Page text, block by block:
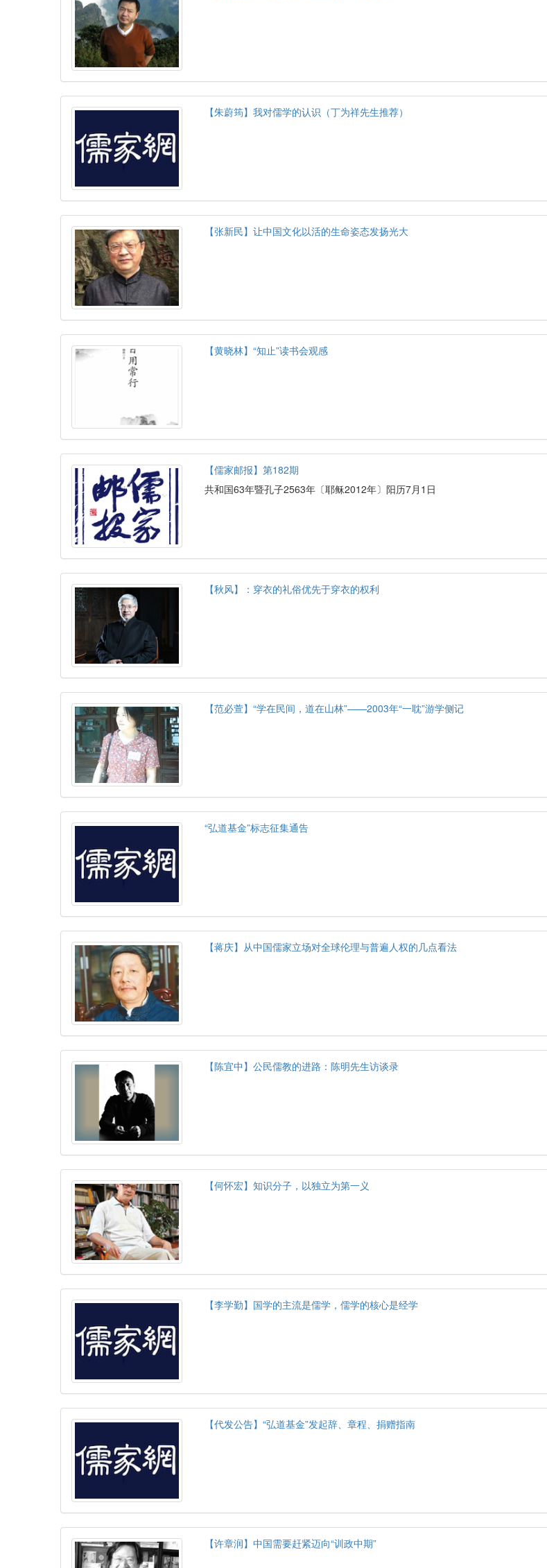
【朱蔚筠】我对儒学的认识（丁为祥先生推荐）
【张新民】让中国文化以活的生命姿态发扬光大
【黄晓林】“知止”读书会观感
【儒家邮报】第182期
共和国63年暨孔子2563年〔耶稣2012年〕阳历7月1日
【秋风】：穿衣的礼俗优先于穿衣的权利
【范必萱】“学在民间，道在山林”——2003年“一耽”游学侧记
“弘道基金”标志征集通告
【蒋庆】从中国儒家立场对全球伦理与普遍人权的几点看法
【陈宜中】公民儒教的进路：陈明先生访谈录
【何怀宏】知识分子，以独立为第一义
【李学勤】国学的主流是儒学，儒学的核心是经学
【代发公告】“弘道基金”发起辞、章程、捐赠指南
【许章润】中国需要赶紧迈向“训政中期”